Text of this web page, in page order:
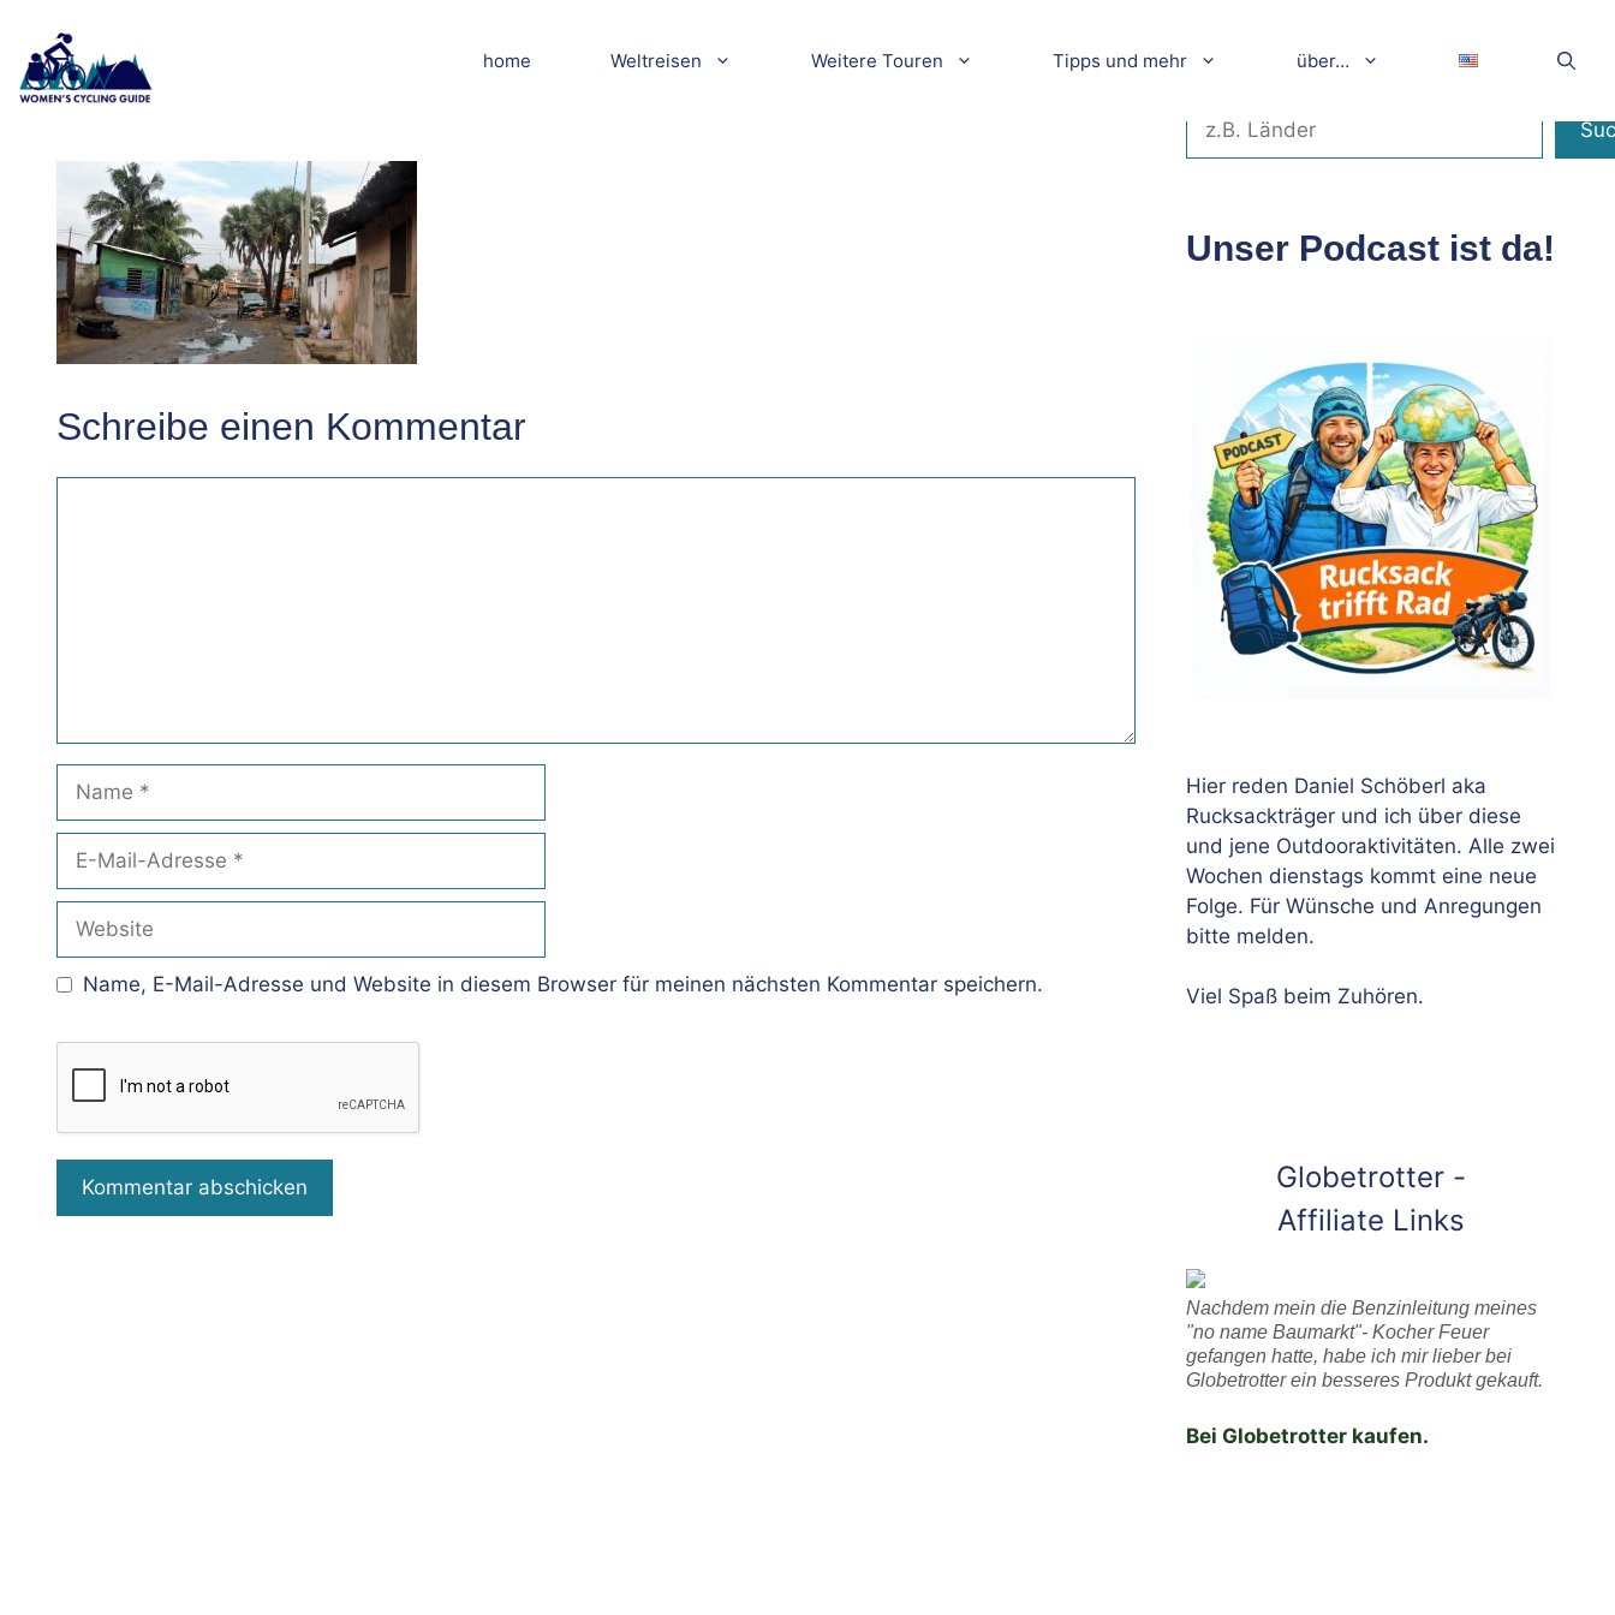
Inhalt
springen
home Weltreisen Weitere Touren Tipps und mehr über…
dscn5056klein
Schreibe einen Kommentar
Mail-
Adresse
Name, E-Mail-Adresse und Website in diesem Browser für meinen nächsten Kommentar speichern.
Unser Podcast ist da!
Hier reden Daniel Schöberl aka
Rucksackträger und ich über diese
und jene Outdooraktivitäten. Alle zwei
Wochen dienstags kommt eine neue
Folge. Für Wünsche und Anregungen
bitte melden.
Viel Spaß beim Zuhören.
Globetrotter -
Affiliate Links
Nachdem mein die Benzinleitung meines
"no name Baumarkt"- Kocher Feuer
gefangen hatte, habe ich mir lieber bei
Globetrotter ein besseres Produkt gekauft.
Bei Globetrotter kaufen.